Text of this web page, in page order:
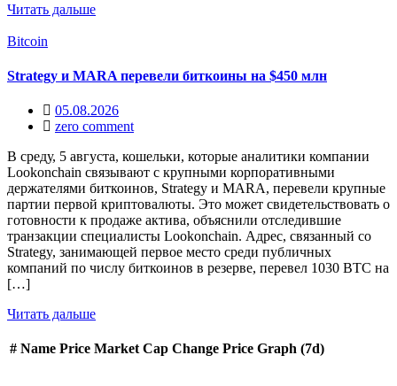
Читать дальше
Bitcoin
Strategy и MARA перевели биткоины на $450 млн
05.08.2026
zero comment
В среду, 5 августа, кошельки, которые аналитики компании
Lookonchain связывают с крупными корпоративными
держателями биткоинов, Strategy и MARA, перевели крупные
партии первой криптовалюты. Это может свидетельствовать о
готовности к продаже актива, объяснили отследившие
транзакции специалисты Lookonchain. Адрес, связанный со
Strategy, занимающей первое место среди публичных
компаний по числу биткоинов в резерве, перевел 1030 BTC на
[…]
Читать дальше
# Name Price Market Cap Change Price Graph (7d)